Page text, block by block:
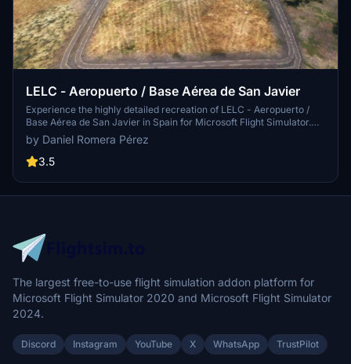
LELC - Aeropuerto / Base Aérea de San Javier
Experience the highly detailed recreation of LELC - Aeropuerto /
Base Aérea de San Javier in Spain for Microsoft Flight Simulator.
Explore this military air base and former civilian airport, owned by
the Spanish Air and Space Force, featuring accurate details and
surroundings. Perfect for training purposes and immersive flights in
by Daniel Romera Pérez
3.5
The largest free-to-use flight simulation addon platform for
Microsoft Flight Simulator 2020 and Microsoft Flight Simulator
2024.
Discord Instagram YouTube X WhatsApp TrustPilot